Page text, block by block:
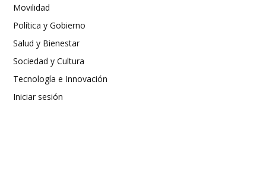
Movilidad
Política y Gobierno
Salud y Bienestar
Sociedad y Cultura
Tecnología e Innovación
Iniciar sesión